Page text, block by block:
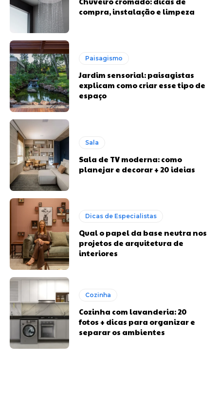
compra, instalação e limpeza
Paisagismo
Jardim sensorial: paisagistas
explicam como criar esse tipo de
espaço
Sala
Sala de TV moderna: como
planejar e decorar + 20 ideias
Dicas de Especialistas
Qual o papel da base neutra nos
projetos de arquitetura de
interiores
Cozinha
Cozinha com lavanderia: 20
fotos + dicas para organizar e
separar os ambientes